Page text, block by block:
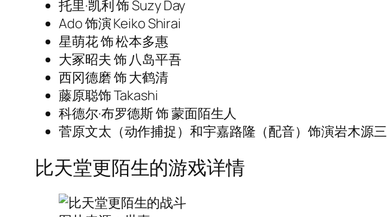
托里·凯利 饰 Suzy Day
Ado 饰演 Keiko Shirai
星萌花 饰 松本多惠
大冢昭夫 饰 八岛平吾
西冈德磨 饰 大鹤清
藤原聪饰 Takashi
科德尔·布罗德斯 饰 蒙面陌生人
菅原文太（动作捕捉）和宇嘉路隆（配音）饰演岩木源三
比天堂更陌生的游戏详情